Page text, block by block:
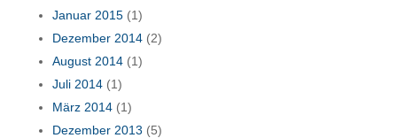
Januar 2015(1)
Dezember 2014(2)
August 2014(1)
Juli 2014(1)
März 2014(1)
Dezember 2013 (5)